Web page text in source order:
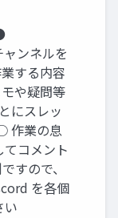
ンネルを
する内容
や疑問等
にスレッ
作業の息
コメント
すので、
を各個
い